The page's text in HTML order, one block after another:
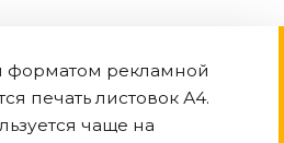
рекламной
печать листовок А4.
чаще на